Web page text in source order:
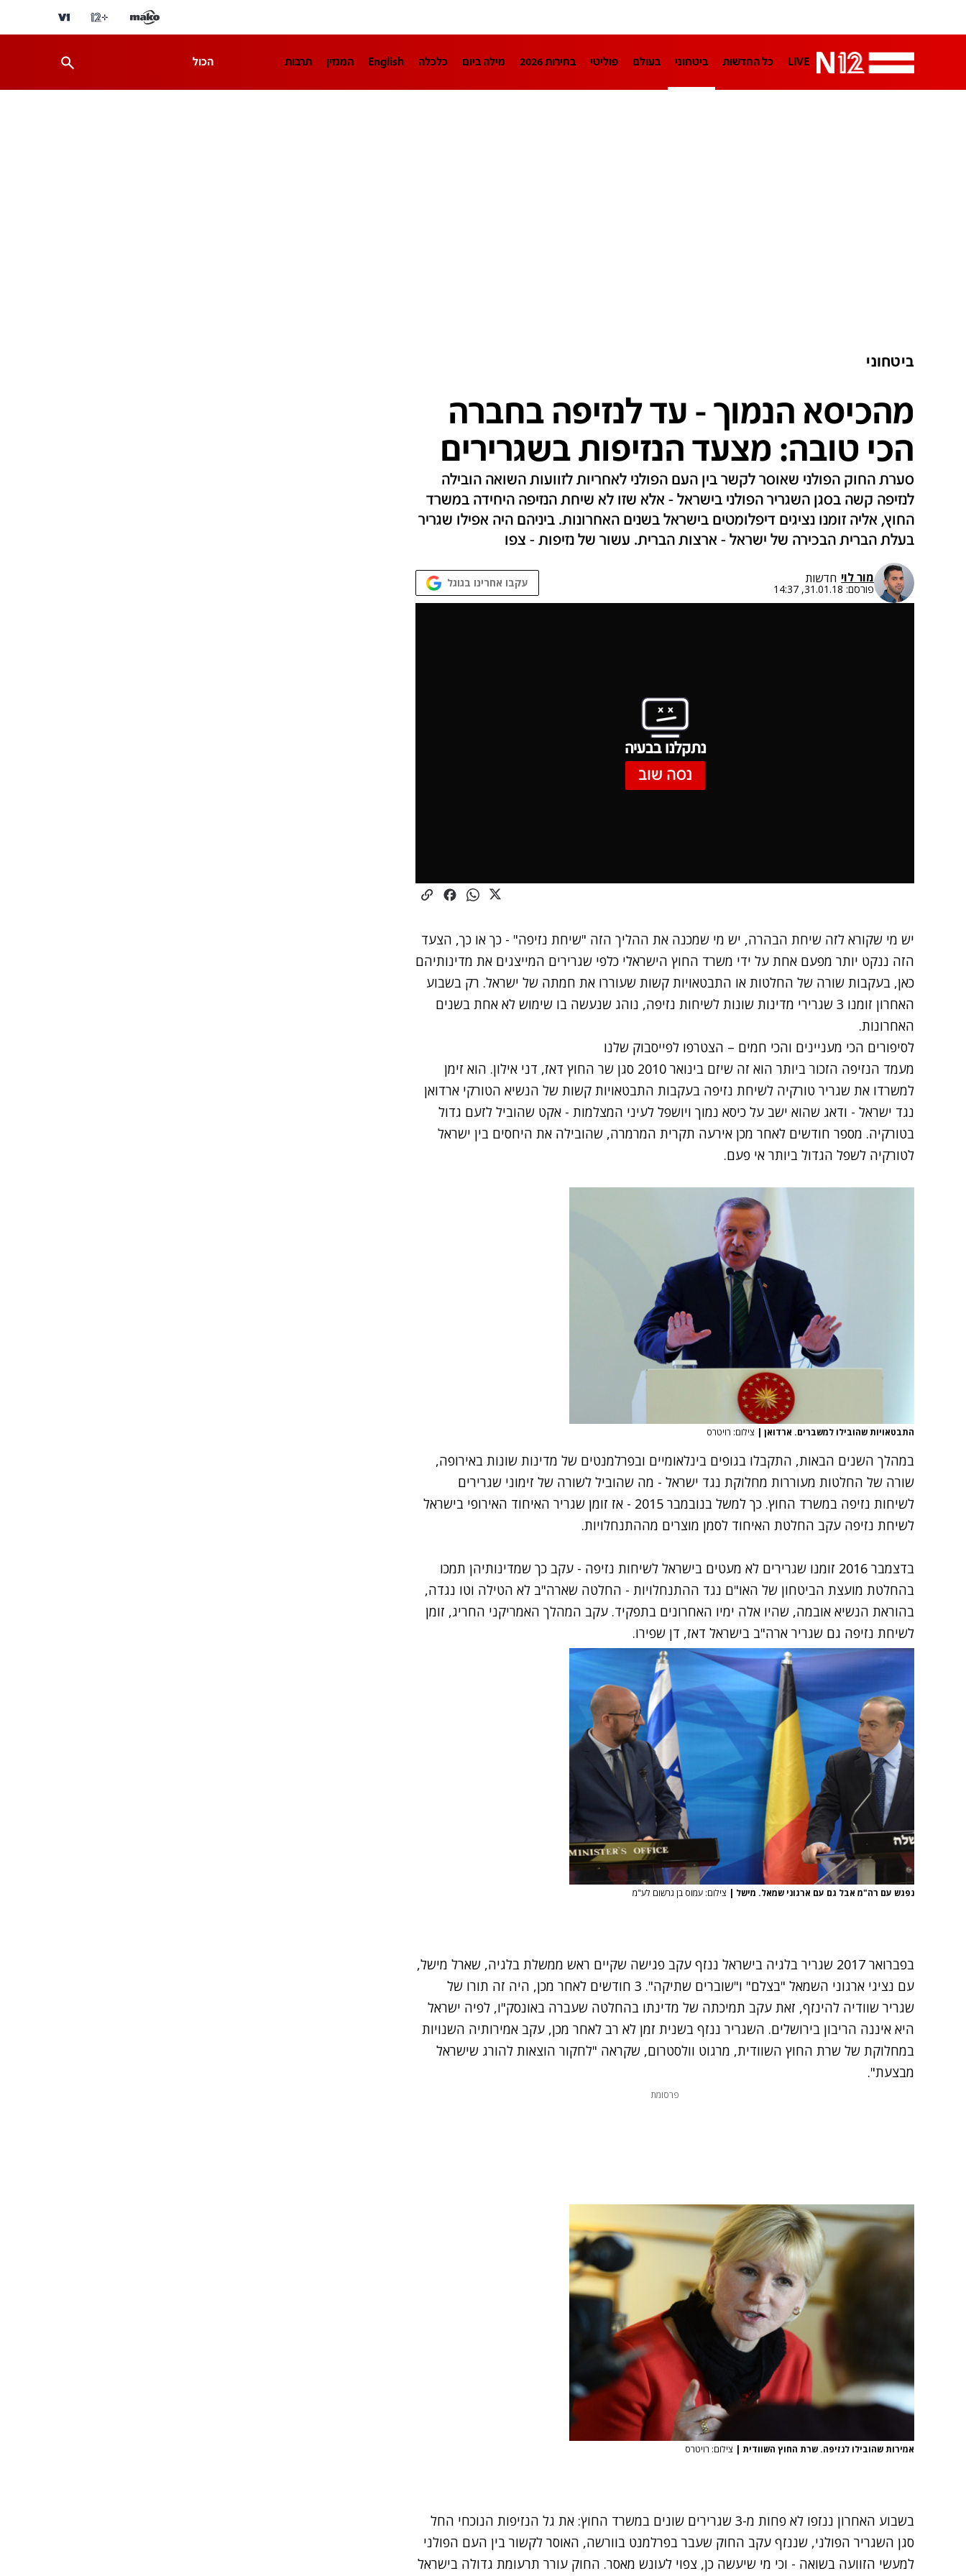
LIVE כל החדשות ביטחוני בעולם פוליטי בחירות 2026 מילה ביום כלכלה English המגזין תרבות הכול
ביטחוני
מהכיסא הנמוך - עד לנזיפה בחברה
הכי טובה: מצעד הנזיפות בשגרירים
סערת החוק הפולני שאוסר לקשר בין העם הפולני לאחריות לזוועות השואה הובילה
לנזיפה קשה בסגן השגריר הפולני בישראל - אלא שזו לא שיחת הנזיפה היחידה במשרד
החוץ, אליה זומנו נציגים דיפלומטים בישראל בשנים האחרונות. ביניהם היה אפילו שגריר
בעלת הברית הבכירה של ישראל - ארצות הברית. עשור של נזיפות - צפו
מור לוי חדשות
פורסם: 31.01.18, 14:37 עקבו אחרינו בגוגל
נתקלנו בבעיה
נסה שוב
יש מי שקורא לזה שיחת הבהרה, יש מי שמכנה את ההליך הזה "שיחת נזיפה" - כך או כך, הצעד
הזה ננקט יותר מפעם אחת על ידי משרד החוץ הישראלי כלפי שגרירים המייצגים את מדינותיהם
כאן, בעקבות שורה של החלטות או התבטאויות קשות שעוררו את חמתה של ישראל. רק בשבוע
האחרון זומנו 3 שגרירי מדינות שונות לשיחות נזיפה, נוהג שנעשה בו שימוש לא אחת בשנים
האחרונות.
לסיפורים הכי מעניינים והכי חמים – הצטרפו לפייסבוק שלנו
מעמד הנזיפה הזכור ביותר הוא זה שיזם בינואר 2010 סגן שר החוץ דאז, דני אילון. הוא זימן
למשרדו את שגריר טורקיה לשיחת נזיפה בעקבות התבטאויות קשות של הנשיא הטורקי ארדואן
נגד ישראל - ודאג שהוא ישב על כיסא נמוך ויושפל לעיני המצלמות - אקט שהוביל לזעם גדול
בטורקיה. מספר חודשים לאחר מכן אירעה תקרית המרמרה, שהובילה את היחסים בין ישראל
לטורקיה לשפל הגדול ביותר אי פעם.
התבטאויות שהובילו למשברים. ארדואן | צילום: רויטרס
במהלך השנים הבאות, התקבלו בגופים בינלאומיים ובפרלמנטים של מדינות שונות באירופה,
שורה של החלטות מעוררות מחלוקת נגד ישראל - מה שהוביל לשורה של זימוני שגרירים
לשיחות נזיפה במשרד החוץ. כך למשל בנובמבר 2015 - אז זומן שגריר האיחוד האירופי בישראל
לשיחת נזיפה עקב החלטת האיחוד לסמן מוצרים מההתנחלויות.
בדצמבר 2016 זומנו שגרירים לא מעטים בישראל לשיחות נזיפה - עקב כך שמדינותיהן תמכו
בהחלטת מועצת הביטחון של האו"ם נגד ההתנחלויות - החלטה שארה"ב לא הטילה וטו נגדה,
בהוראת הנשיא אובמה, שהיו אלה ימיו האחרונים בתפקיד. עקב המהלך האמריקני החריג, זומן
לשיחת נזיפה גם שגריר ארה"ב בישראל דאז, דן שפירו.
נפגש עם רה"מ אבל גם עם ארגוני שמאל. מישל | צילום: עמוס בן גרשום לע"מ
בפברואר 2017 שגריר בלגיה בישראל ננזף עקב פגישה שקיים ראש ממשלת בלגיה, שארל מישל,
עם נציגי ארגוני השמאל "בצלם" ו"שוברים שתיקה". 3 חודשים לאחר מכן, היה זה תורו של
שגריר שוודיה להינזף, זאת עקב תמיכתה של מדינתו בהחלטה שעברה באונסק"ו, לפיה ישראל
היא איננה הריבון בירושלים. השגריר ננזף בשנית זמן לא רב לאחר מכן, עקב אמירותיה השנויות
במחלוקת של שרת החוץ השוודית, מרגוט וולסטרום, שקראה "לחקור הוצאות להורג שישראל
מבצעת".
פרסומת
אמירות שהובילו לנזיפה. שרת החוץ השוודית | צילום: רויטרס
בשבוע האחרון ננזפו לא פחות מ-3 שגרירים שונים במשרד החוץ: את גל הנזיפות הנוכחי החל
סגן השגריר הפולני, שננזף עקב החוק שעבר בפרלמנט בוורשה, האוסר לקשור בין העם הפולני
למעשי הזוועה בשואה - וכי מי שיעשה כן, צפוי לעונש מאסר. החוק עורר תרעומת גדולה בישראל